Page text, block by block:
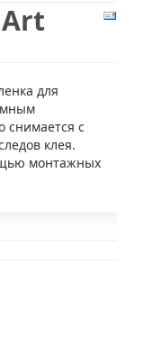
Art
для
снимается с
клея.
монтажных